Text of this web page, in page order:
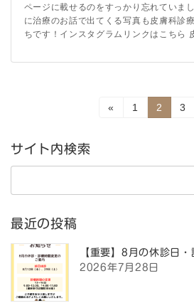
ページに載せるのをすっかり忘れていま
に治療のお話で出てくる写真も皮膚科診
ちです！インスタグラムリンクはこちら
の
ジ
送
り
«
固
1
固
定
2
固
3
サイト内検索
最近の投稿
【重要】8月の休診日
2026年7月28日